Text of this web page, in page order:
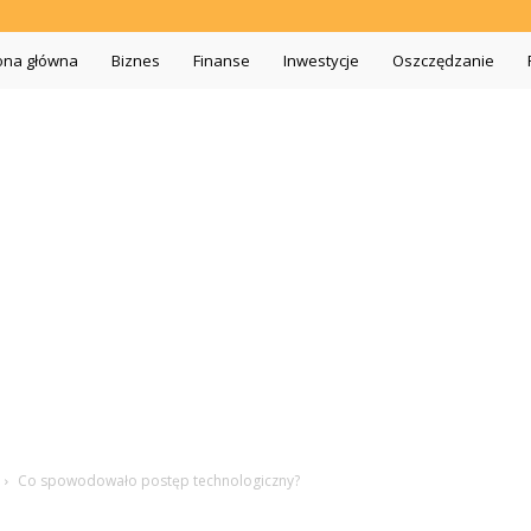
główna Biznes Finanse Inwestycje Oszczędzanie
Co spowodowało postęp technologiczny?